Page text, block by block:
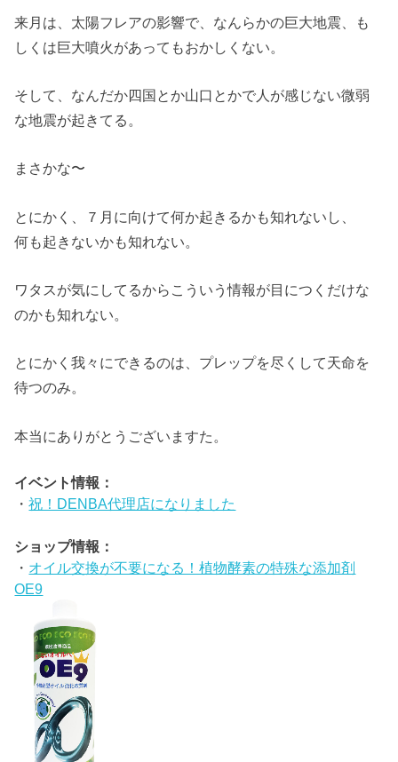
来月は、太陽フレアの影響で、なんらかの巨大地震、も
しくは巨大噴火があってもおかしくない。
そして、なんだか四国とか山口とかで人が感じない微弱
な地震が起きてる。
まさかな〜
とにかく、７月に向けて何か起きるかも知れないし、
何も起きないかも知れない。
ワタスが気にしてるからこういう情報が目につくだけな
のかも知れない。
とにかく我々にできるのは、プレップを尽くして天命を
待つのみ。
本当にありがとうございますた。
イベント情報：
・祝！DENBA代理店になりました
ショップ情報：
・ オイル交換が不要になる！植物酵素の特殊な添加剤
OE9